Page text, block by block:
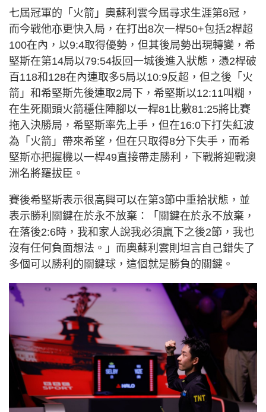
七屆冠軍的「火箭」奧蘇利雲今屆尋求生涯第8冠，
而今戰他亦更快入局，在打出8次一桿50+包括2桿超
100在內，以9:4取得優勢，但其後局勢出現轉變，希
堅斯在第14局以79:54扳回一城後進入狀態，憑2桿破
百118和128在內連取多5局以10:9反超，但之後「火
箭」和希堅斯先後連取2局下，希堅斯以12:11叫糊，
在生死關頭火箭穩住陣腳以一桿81比數81:25將比賽
拖入決勝局，希堅斯率先上手，但在16:0下打失紅波
為「火箭」帶來希望，但在只取得8分下失手，而希
堅斯亦把握機以一桿49直接帶走勝利，下戰將迎戰澳
洲名將羅拔臣。
賽後希堅斯表示很高興可以在第3節中重拾狀態，並
表示勝利關鍵在於永不放棄：「關鍵在於永不放棄，
在落後2:6時，我和家人說我必須贏下之後2節，我也
沒有任何負面想法。」而奧蘇利雲則坦言自己錯失了
多個可以勝利的關鍵球，這個就是勝負的關鍵。